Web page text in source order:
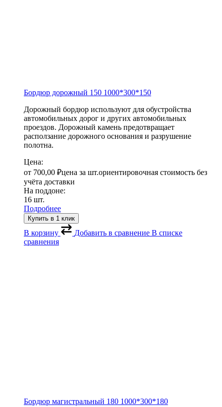
Бордюр дорожный 150 1000*300*150
Дорожный бордюр используют для обустройства
автомобильных дорог и других автомобильных
проездов. Дорожный камень предотвращает
расползание дорожного основания и разрушение
полотна.
Цена:
от 700,00 ₽цена за шт.ориентировочная стоимость без
учёта доставки
На поддоне:
16 шт.
Подробнее
Купить в 1 клик
В корзину Добавить в сравнение В списке
сравнения
Бордюр магистральный 180 1000*300*180